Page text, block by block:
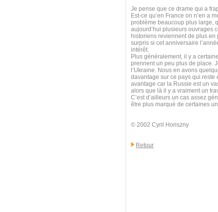
Je pense que ce drame qui a
Est-ce qu’en France on n’en a
problème beaucoup plus large,
aujourd’hui plusieurs ouvrages
historiens reviennent de plus
surpris si cet anniversaire
intérêt.
Plus généralement, il y a
prennent un peu plus de place.
l’Ukraine. Nous en avons
davantage sur ce pays qui reste
avantage car la Russie est un
alors que là il y a vraiment un
C’est d’ailleurs un cas assez
être plus marqué de certaines
© 2002 Cyril Horiszny
Retour